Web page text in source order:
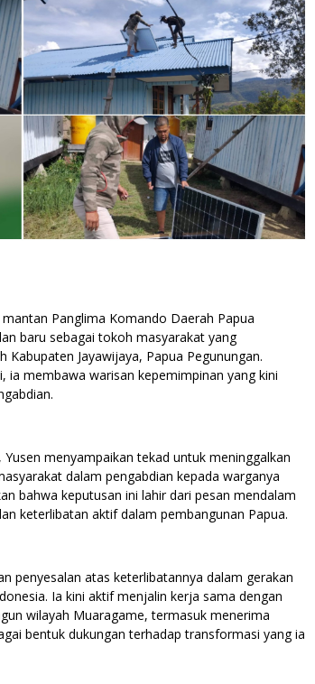
Panglima Komando Daerah Papua
baru sebagai tokoh masyarakat yang
Jayawijaya, Papua Pegunungan.
ia membawa warisan kepemimpinan yang kini
menyampaikan tekad untuk meninggalkan
dalam pengabdian kepada warganya
bahwa keputusan ini lahir dari pesan mendalam
keterlibatan aktif dalam pembangunan Papua.
penyesalan atas keterlibatannya dalam gerakan
Ia kini aktif menjalin kerja sama dengan
wilayah Muaragame, termasuk menerima
bentuk dukungan terhadap transformasi yang ia